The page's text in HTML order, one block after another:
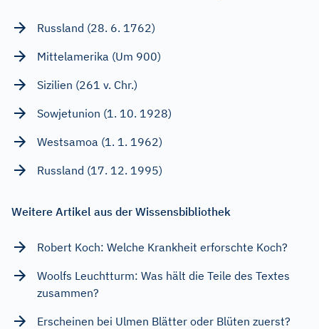
Russland (28. 6. 1762)
Mittelamerika (Um 900)
Sizilien (261 v. Chr.)
Sowjetunion (1. 10. 1928)
Westsamoa (1. 1. 1962)
Russland (17. 12. 1995)
Weitere Artikel aus der Wissensbibliothek
Robert Koch: Welche Krankheit erforschte Koch?
Woolfs Leuchtturm: Was hält die Teile des Textes
zusammen?
Erscheinen bei Ulmen Blätter oder Blüten zuerst?